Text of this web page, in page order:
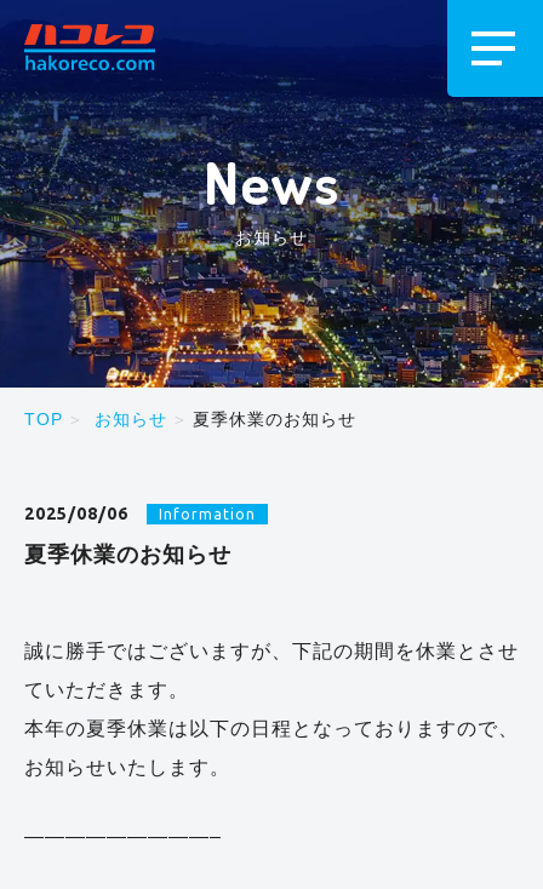
News
お知らせ
TOP お知らせ 夏季休業のお知らせ
2025/08/06 Information
夏季休業のお知らせ
誠に勝手ではございますが、下記の期間を休業とさせ
ていただきます。
本年の夏季休業は以下の日程となっておりますので、
お知らせいたします。
—————————–